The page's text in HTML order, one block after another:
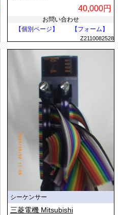
40,000円
お問い合わせ
【個別ページ】
【フォーム】
Z2110082528
シーケンサー
三菱電機 Mitsubishi